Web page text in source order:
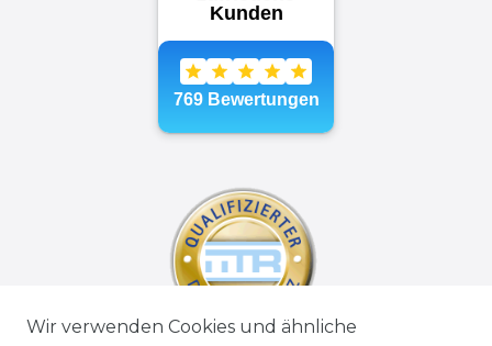
Wir verwenden Cookies und ähnliche